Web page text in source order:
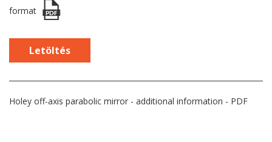
format
Letöltés
Holey off-axis parabolic mirror - additional information - PDF